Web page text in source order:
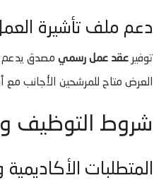
دعم ملف تأشيرة
توفير عقد عمل رسمي مصدق
العرض متاح للمرشحين الأجانب
شروط التوظيف
المتطلبات الأكاديمية